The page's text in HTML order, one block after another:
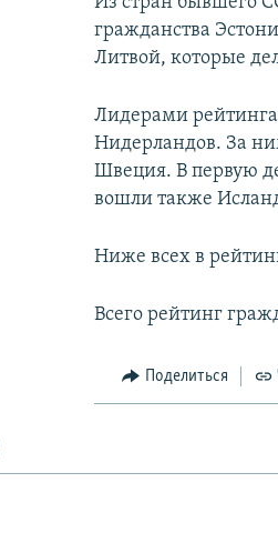
гражданства
Литвой, которые
Лидерами
Нидерландов. За
Швеция. В первую
вошли также
Ниже всех в
Всего рейтинг
Поделиться